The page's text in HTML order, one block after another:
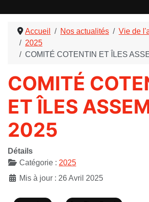
Accueil Nos actualités
Vie de
2025
COMITÉ COTENTIN ET ÎLES
COMITÉ
ET ÎLES
2025
Détails
Catégorie : 2025
Mis à jour : 26 Avril 2025